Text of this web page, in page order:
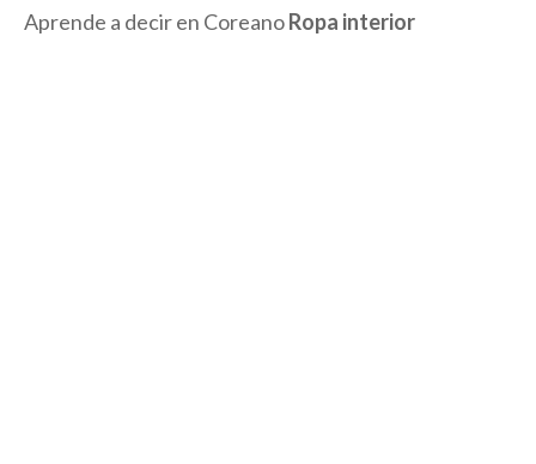
Aprende a decir en CoreanoRopa interior